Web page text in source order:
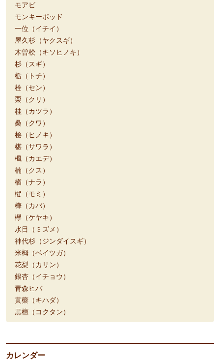
モアビ
モンキーポッド
一位（イチイ）
屋久杉（ヤクスギ）
木曽桧（キソヒノキ）
杉（スギ）
栃（トチ）
栓（セン）
栗（クリ）
桂（カツラ）
桑（クワ）
桧（ヒノキ）
椹（サワラ）
楓（カエデ）
楠（クス）
楢（ナラ）
樅（モミ）
樺（カバ）
欅（ケヤキ）
水目（ミズメ）
神代杉（ジンダイスギ）
米栂（ベイツガ）
花梨（カリン）
銀杏（イチョウ）
青森ヒバ
黄蘗（キハダ）
黒檀（コクタン）
カレンダー